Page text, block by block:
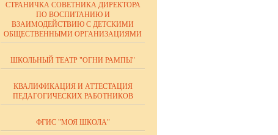
СТРАНИЧКА СОВЕТНИКА ДИРЕКТОРА
ПО ВОСПИТАНИЮ И
ВЗАИМОДЕЙСТВИЮ С ДЕТСКИМИ
ОБЩЕСТВЕННЫМИ ОРГАНИЗАЦИЯМИ
ШКОЛЬНЫЙ ТЕАТР "ОГНИ РАМПЫ"
КВАЛИФИКАЦИЯ И АТТЕСТАЦИЯ
ПЕДАГОГИЧЕСКИХ РАБОТНИКОВ
ФГИС "МОЯ ШКОЛА"